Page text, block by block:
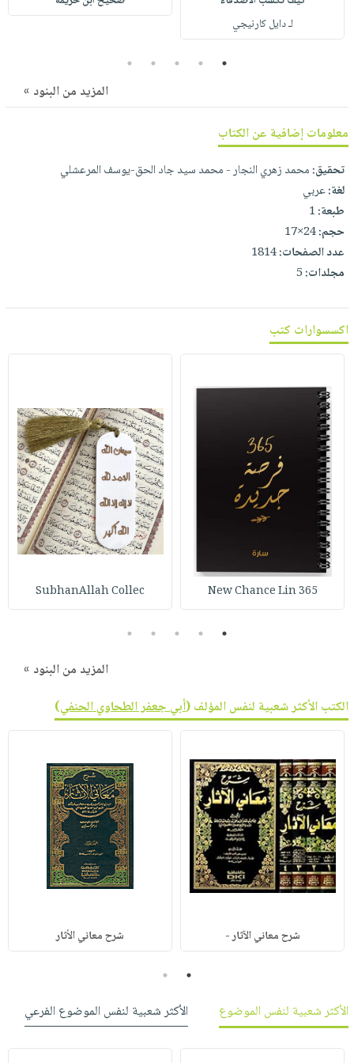
صابون
أطفال
فيديوهات
أسئلة
خدمات
نيل
وفرات
انشر
كتابك
تواصل
معنا
التسوق
الإصدارات
لـ دايل كارنيجي
1
2
3
4
5
المزيد من البنود »
معلومات إضافية عن الكتاب
تحقيق:محمد زهري النجار - محمد سيد جاد الحق-يوسف المرعشلي
لغة:عربي
طبعة:1
حجم:24×17
عدد الصفحات:1814
مجلدات:5
اكسسوارات كتب
365 New Chance Lin
SubhanAllah Collec
1
2
3
4
5
المزيد من البنود »
الكتب الأكثر شعبية لنفس المؤلف (أبي جعفر الطحاوي الحنفي)
شرح معاني الآثار - شرح معاني الأثار
1
2
الأكثر شعبية لنفس الموضوع
الأكثر شعبية لنفس الموضوع الفرعي